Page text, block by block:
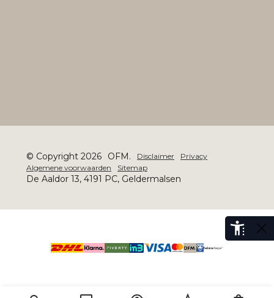
© Copyright 2026 OFM. Disclaimer
Privacy
Algemene voorwaarden
Sitemap
De Aaldor 13, 4191 PC, Geldermalsen